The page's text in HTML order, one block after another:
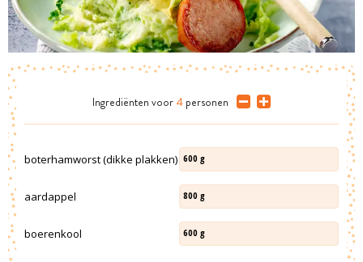
Ingrediënten voor 4 personen
boterhamworst (dikke plakken) 600 g
aardappel 800 g
boerenkool 600 g